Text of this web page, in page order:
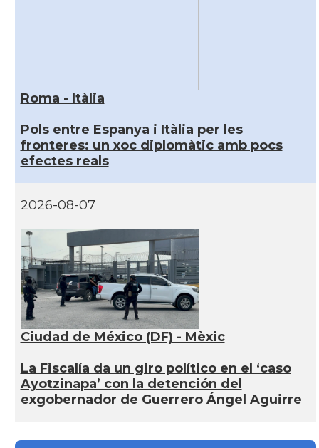
Roma - Itàlia
Pols entre Espanya i Itàlia per les
fronteres: un xoc diplomàtic amb pocs
efectes reals
2026-08-07
Ciudad de México (DF) - Mèxic
La Fiscalía da un giro político en el ‘caso
Ayotzinapa’ con la detención del
exgobernador de Guerrero Ángel Aguirre